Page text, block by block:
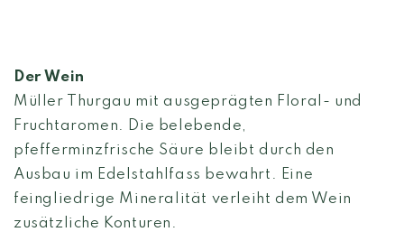
Der Wein
Müller Thurgau mit ausgeprägten Floral- und
Fruchtaromen. Die belebende,
pfefferminzfrische Säure bleibt durch den
Ausbau im Edelstahlfass bewahrt. Eine
feingliedrige Mineralität verleiht dem Wein
zusätzliche Konturen.